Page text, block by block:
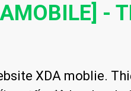
Chính
-
XDA moblie.